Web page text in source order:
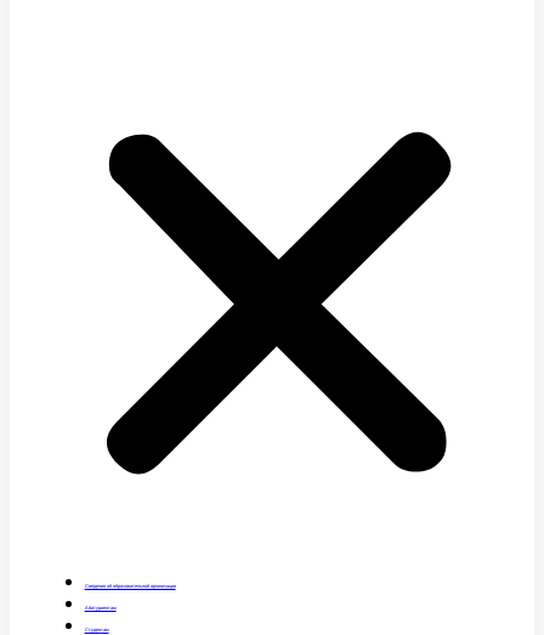
Сведения об образовательной организации
Абитуриентам
Студентам